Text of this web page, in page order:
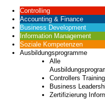
Controlling
Accounting & Finance
Business Development
Information Management
Soziale Kompetenzen
Ausbildungsprogramme
Alle
Controllers
Business
Zertifizierung